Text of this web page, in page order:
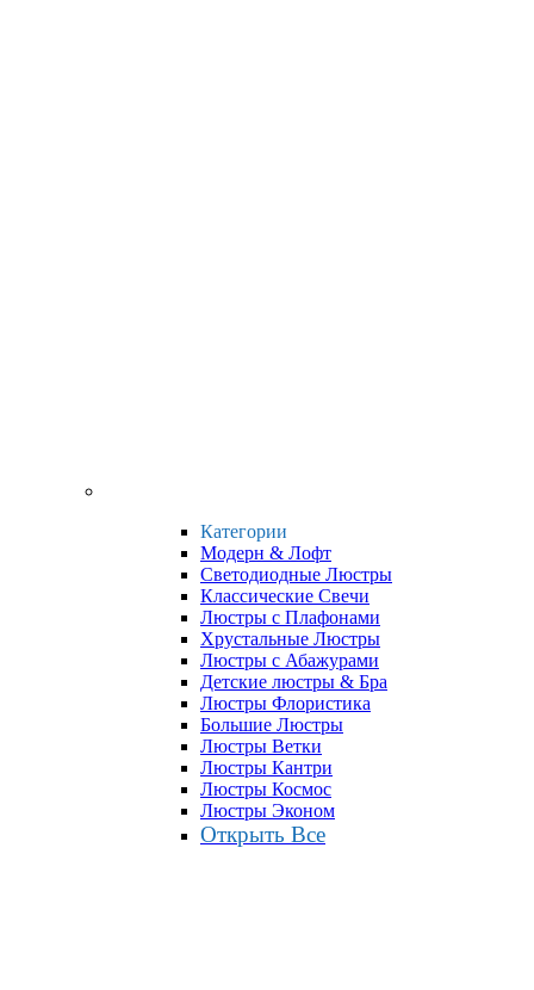
Категории
Модерн & Лофт
Светодиодные Люстры
Классические Свечи
Люстры с Плафонами
Хрустальные Люстры
Люстры с Абажурами
Детские люстры & Бра
Люстры Флористика
Большие Люстры
Люстры Ветки
Люстры Кантри
Люстры Космос
Люстры Эконом
Открыть Все